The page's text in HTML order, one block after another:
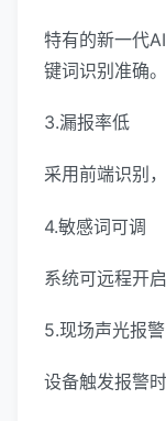
特有的新一代
键词识别准确。
3.漏报率低
采用前端识别
4.敏感词可调
系统可远程开
5.现场声光报警
设备触发报警